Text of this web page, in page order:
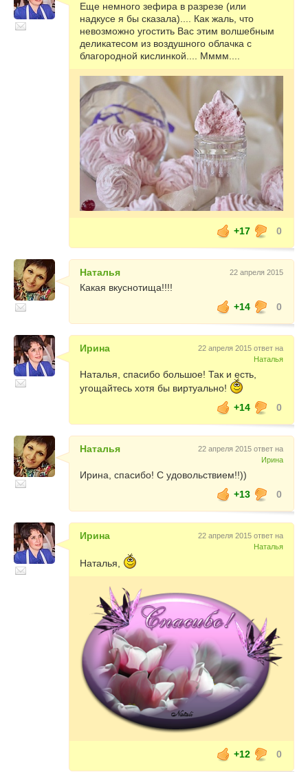
Еще немного зефира в разрезе (или
надкусе я бы сказала).... Как жаль, что
невозможно угостить Вас этим волшебным
деликатесом из воздушного облачка с
благородной кислинкой.... Мммм....
+17 0
Наталья 22 апреля 2015
Какая вкуснотища!!!!
+14
0
Ирина
22 апреля 2015 ответ на
Наталья
Наталья, спасибо большое! Так и есть,
угощайтесь хотя бы виртуально!
+14
0
Наталья
22 апреля 2015 ответ на
Ирина
Ирина, спасибо! С удовольствием!!))
+13
0
Ирина
22 апреля 2015 ответ на
Наталья
Наталья,
+12 0